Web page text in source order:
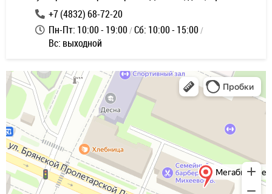
+7 (4832) 68-72-20
Пн-Пт: 10:00 - 19:00 Сб: 10:00 - 15:00
Вс: выходной